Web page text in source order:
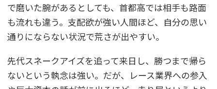
で磨いた腕があるとしても、首都高では相手も路面
も流れも違う。支配欲が強い人間ほど、自分の思い
通りにならない状況で荒さが出やすい。
先代スネークアイズを追って来日し、勝つまで帰ら
ないという執念は強い。だが、レース業界への参入